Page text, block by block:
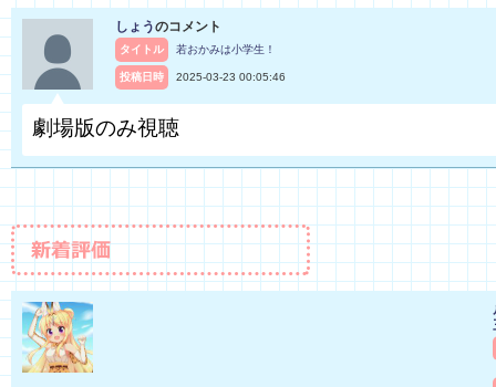
しょうのコメント
タイトル 若おかみは小学生！
投稿日時 2025-03-23 00:05:46
劇場版のみ視聴